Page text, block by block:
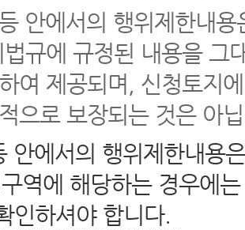
안에서의 행위제한내
규에 규정된 내용을 그
여 제공되며, 신청토지
으로 보장되는 것은 아
안에서의 행위제한내용
역에 해당하는 경우에
인하셔야 합니다.